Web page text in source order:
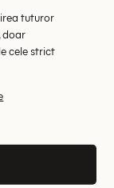
tuturor
doar
cele strict